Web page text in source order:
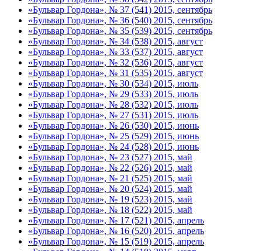
«Бульвар Гордона», № 37 (541) 2015, сентябрь
«Бульвар Гордона», № 36 (540) 2015, сентябрь
«Бульвар Гордона», № 35 (539) 2015, сентябрь
«Бульвар Гордона», № 34 (538) 2015, август
«Бульвар Гордона», № 33 (537) 2015, август
«Бульвар Гордона», № 32 (536) 2015, август
«Бульвар Гордона», № 31 (535) 2015, август
«Бульвар Гордона», № 30 (534) 2015, июль
«Бульвар Гордона», № 29 (533) 2015, июль
«Бульвар Гордона», № 28 (532) 2015, июль
«Бульвар Гордона», № 27 (531) 2015, июль
«Бульвар Гордона», № 26 (530) 2015, июнь
«Бульвар Гордона», № 25 (529) 2015, июнь
«Бульвар Гордона», № 24 (528) 2015, июнь
«Бульвар Гордона», № 23 (527) 2015, май
«Бульвар Гордона», № 22 (526) 2015, май
«Бульвар Гордона», № 21 (525) 2015, май
«Бульвар Гордона», № 20 (524) 2015, май
«Бульвар Гордона», № 19 (523) 2015, май
«Бульвар Гордона», № 18 (522) 2015, май
«Бульвар Гордона», № 17 (521) 2015, апрель
«Бульвар Гордона», № 16 (520) 2015, апрель
«Бульвар Гордона», № 15 (519) 2015, апрель